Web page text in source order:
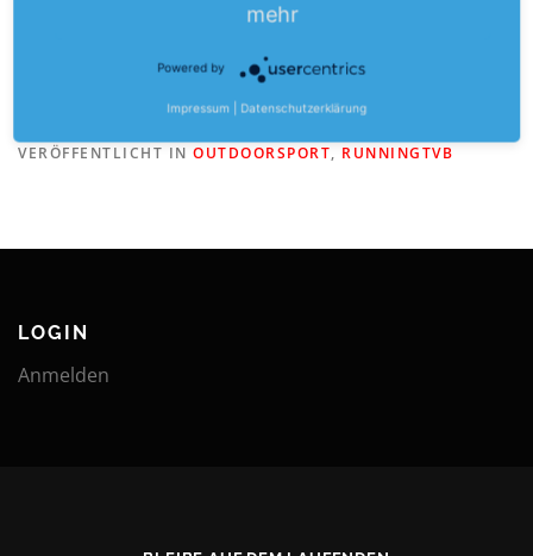
VERÖFFENTLICHT IN OUTDOORSPORT, RUNNINGTVB
LOGIN
Anmelden
mehr
Powered by
Impressum Datenschutzerklärung